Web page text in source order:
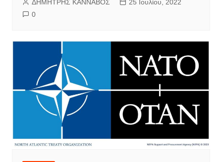
ΔΗΜΗΤΡΗΣ ΚΑΝΝΑΒΟΣ
25 Ιουλίου, 2022
0